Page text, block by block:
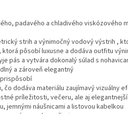
padavého a chladivého
strih a výnimočný vodový výstrih ,
pôsobí luxusne a dodáva outfitu
pás a vytvára dokonalý súlad s
a zároveň elegantný
dodáva materiálu zaujímavý vizuálny
príležitosti, večeru, ale aj
jemnými náušnicami a listovou kabelkou